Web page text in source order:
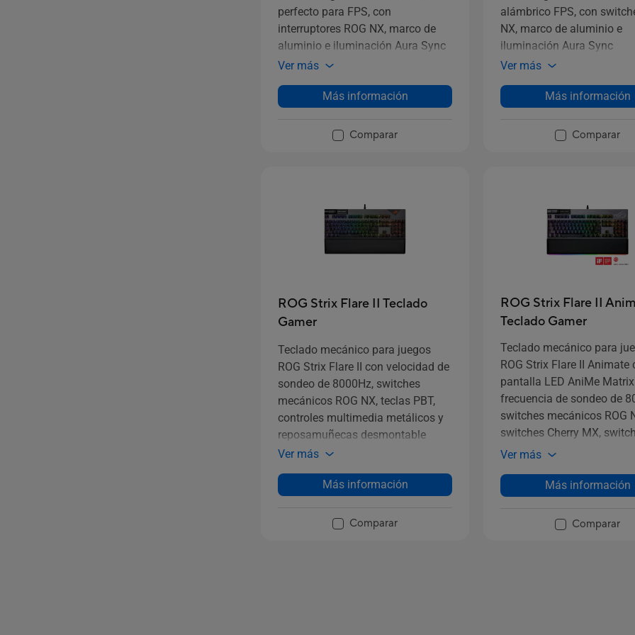
perfecto para FPS, con
interruptores ROG NX, marco de
aluminio e iluminación Aura Sync
Ver más
Más información
Comparar
alámbrico FPS, con
NX, marco de aluminio e
iluminación Aura Sync
Ver más
Más información
Comparar
ROG Strix Flare II Teclado
Gamer
Teclado mecánico para juegos
ROG Strix Flare II con velocidad de
sondeo de 8000Hz, switches
mecánicos ROG NX, teclas PBT,
controles multimedia metálicos y
reposamuñecas desmontable
Ver más
Más información
Comparar
ROG Strix Flare II
Teclado Gamer
Teclado mecánico para
ROG Strix Flare II Animate
pantalla LED AniMe
frecuencia de sondeo de
switches mecánicos ROG
switches Cherry MX,
intercambiables, controles
reposamuñecas con
Ver más
Más información
Comparar